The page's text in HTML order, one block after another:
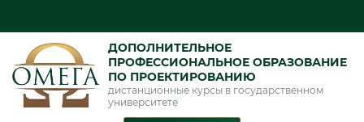
ДОПОЛНИТЕЛЬНОЕ
ПРОФЕССИОНАЛЬНОЕ ОБРАЗОВАНИЕ
ПО ПРОЕКТИРОВАНИЮ
дистанционные курсы в государственном
университете